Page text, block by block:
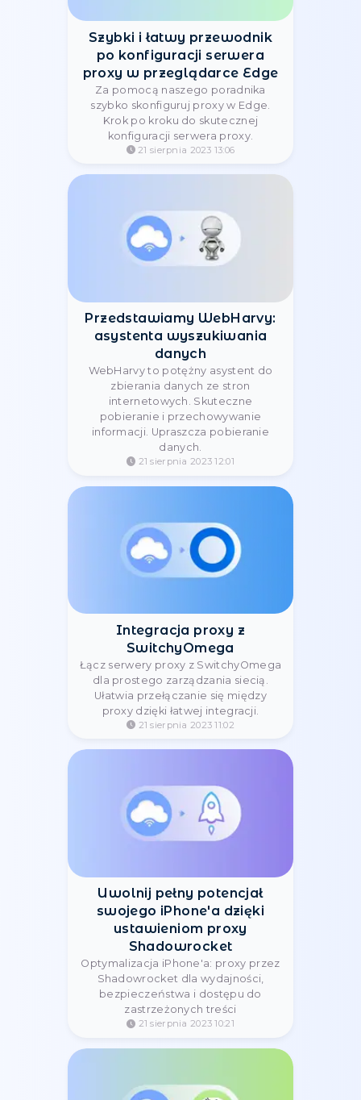
Autoryzacja za pomocą
Duck DNS
dostępu do serwera proxy
Integracja Stableproxy z
Postern
Zapewnij bezpieczne i wydajne
Postern dzięki integracji. Chroń swoje
dane i zwiększ prędkość połączenia.
21 sierpnia 2023 15:19
Jak skonfigurować serwer
proxy na urządzeniach z
systemem macOS?
Jak ustawić serwer proxy na systemie
macOS? Przewodnik krok po kroku z
21 sierpnia 2023 13:49